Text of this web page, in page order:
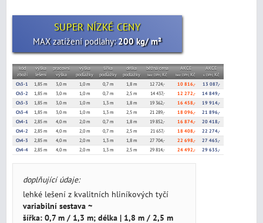
SUPER NÍZKÉ CENY
MAX zatížení podlahy:200 kg/ m²
kód
zboží
výška
lešení
pracovní
výška
výška
podĺážky
šířka
podĺážky
délka
podlážky
běžná cena
bez DPH, Kč
AKCE
bez DPH, Kč
AKCE
s DPH, Kč
Ch3-1
1,85 m 3,0 m 1,0 m 0,7 m 1,8 m 12 724,- 10 816,-
13 087,-
Ch3-2
1,85 m 3,0 m 1,0 m 0,7 m 2,5 m 14 437,- 12 272,-
14 849,-
Ch3-3
1,85 m 3,0 m 1,0 m 1,3 m 1,8 m 19 362,- 16 458,-
19 914,-
Ch3-4
1,85 m 3,0 m 1,0 m 1,3 m 2,5 m 21 289,- 18 096,-
21 896,-
Ch4-1
2,85 m 4,0 m 2,0 m 0,7 m 1,8 m 19 852,- 16 874,-
20 418,-
Ch4-2
2,85 m 4,0 m 2,0 m 0,7 m 2,5 m 21 657,- 18 408,-
22 274,-
Ch4-3
2,85 m 4,0 m 2,0 m 1,3 m 1,8 m 27 704,- 22 698,-
27 465,-
Ch4-4
2,85 m 4,0 m 2,0 m 1,3 m 2,5 m 29 814,- 24 492,- 29 635,-
doplňující údaje:
lehké lešení z kvalitních hliníkových tyčí
variabilní sestava ~
šířka: 0,7 m / 1,3 m; délka | 1,8 m / 2,5 m